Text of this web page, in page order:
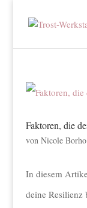
Faktoren, die
von Nicole Borho
In diesem
deine Resilienz